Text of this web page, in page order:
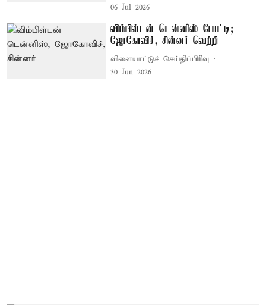
06 Jul 2026
விம்பிள்டன் டென்னிஸ் போட்டி;
ஜோகோவிச், சின்னர் வெற்றி
விளையாட்டுச் செய்திப்பிரிவு
30 Jun 2026